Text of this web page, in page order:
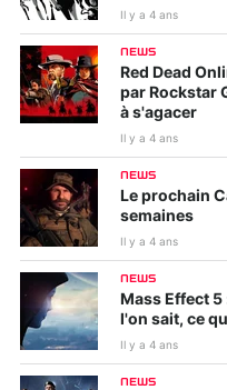
Il y a 4 ans
NEWS
Red Dead
par Rockstar
à s'agacer
Il y a 4 ans
NEWS
Le prochain
semaines
Il y a 4 ans
NEWS
Mass Effect
l'on sait, ce
Il y a 4 ans
NEWS